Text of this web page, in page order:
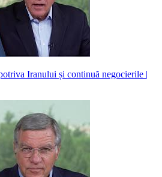
Iranului și continuă negocierile |